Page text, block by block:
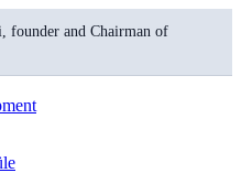
founder and Chairman of